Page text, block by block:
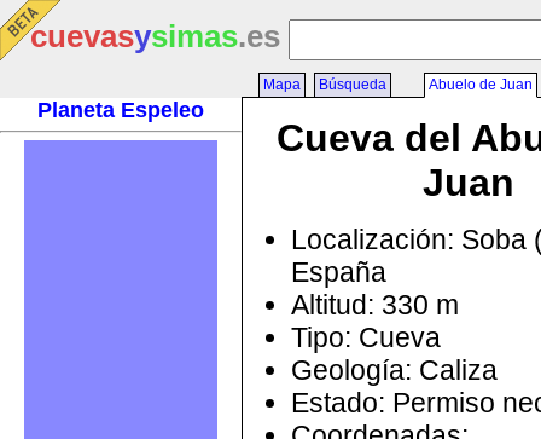
cuevasysimas.es
Planeta Espeleo
Mapa Búsqueda Abuelo de Juan
Cueva del
Juan
Localización: Soba
España
Altitud: 330 m
Tipo: Cueva
Geología: Caliza
Estado: Permiso